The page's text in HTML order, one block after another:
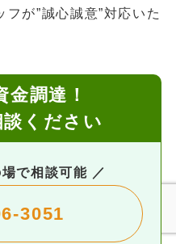
が”誠心誠意”対応いた
金調達！
ください
で相談可能 ／
3051